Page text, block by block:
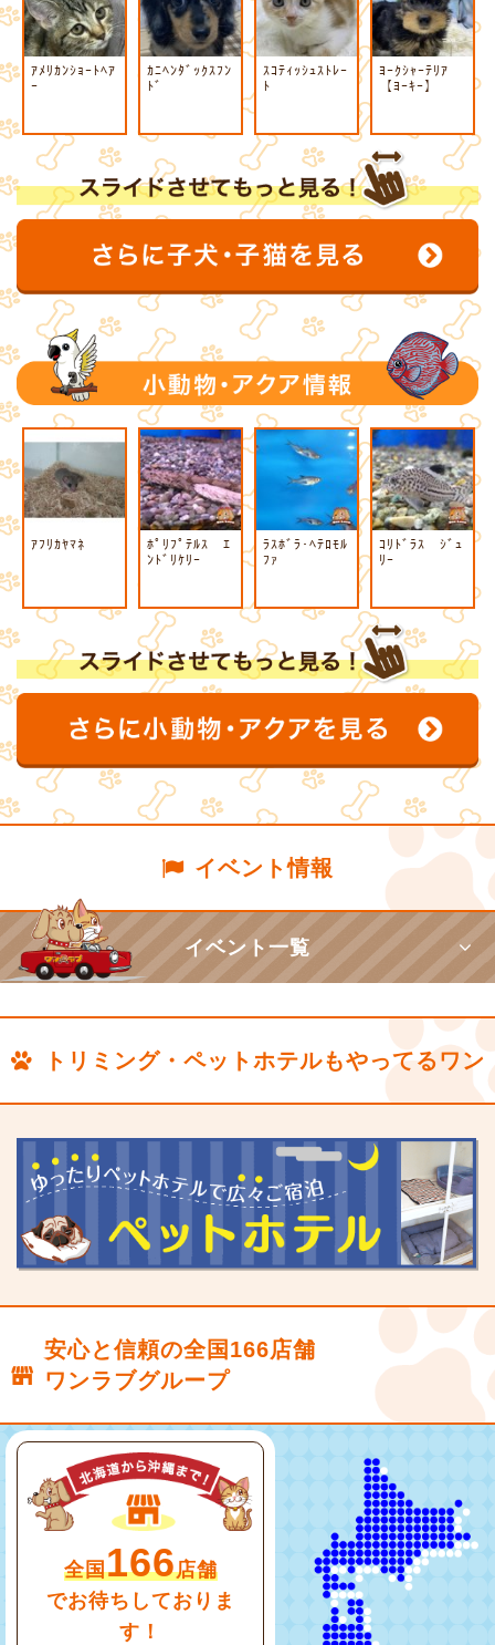
ｱﾒﾘｶﾝｼｮｰﾄﾍｱ
ｰ
ｶﾆﾍﾝﾀﾞｯｸｽﾌﾝ
ﾄﾞ
ｽｺﾃｨｯｼｭｽﾄﾚｰ
ﾄ
ﾖｰｸｼｬｰﾃﾘｱ
【ﾖｰｷｰ】
ｱﾌﾘｶﾔﾏﾈ
ﾎﾟﾘﾌﾟﾃﾙｽ ｴ
ﾝﾄﾞﾘｹﾘｰ
ﾗｽﾎﾞﾗ･ﾍﾃﾛﾓﾙ
ﾌｧ
ｺﾘﾄﾞﾗｽ ｼﾞｭ
ﾘｰ
イベント情報
イベント一覧
トリミング・ペットホテルもやってるワン
安心と信頼の全国166店舗
ワンラブグループ
全国166店舗
でお待ちしておりま
す！